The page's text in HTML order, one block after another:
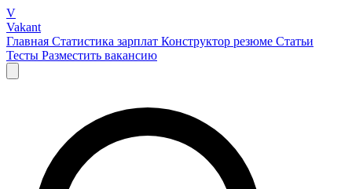
V
Vakant
Главная Статистика зарплат Конструктор резюме Статьи
Тесты Разместить вакансию